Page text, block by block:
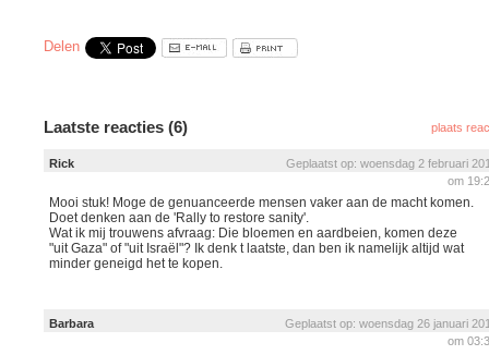
Delen
Laatste reacties (6) plaats
Rick
Geplaatst op: woensdag 2 februari
om
Mooi stuk! Moge de genuanceerde mensen vaker aan de macht komen.
Doet denken aan de 'Rally to restore sanity'.
Wat ik mij trouwens afvraag: Die bloemen en aardbeien, komen deze
"uit Gaza" of "uit Israël"? Ik denk t laatste, dan ben ik namelijk altijd wat
minder geneigd het te kopen.
Barbara
Geplaatst op: woensdag 26 januari
om